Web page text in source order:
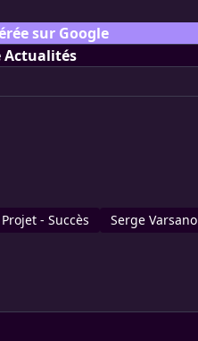
sur Google
Actualités
- Succès
Serge Varsano